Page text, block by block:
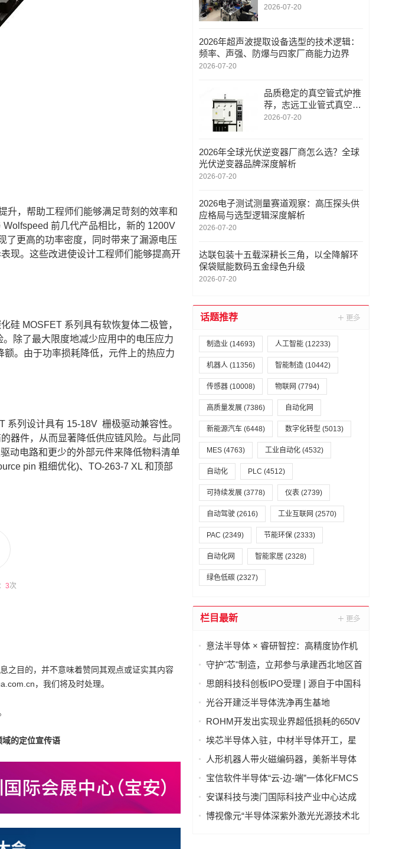
，帮助工程师们能够满足苛刻的效率和
前几代产品相比，新的 1200V
了更高的功率密度，同时带来了漏源电压
现。这些改进使设计工程师们能够提高开
MOSFET 系列具有软恢复体二极管，
除了最大限度地减少应用中的电压应力
。由于功率损耗降低，元件上的热应力
列设计具有 15-18V 栅极驱动兼容性。
器件，从而显著降低供应链风险。与此同
动电路和更少的外部元件来降低物料清单
pin 粗细优化)、TO-263-7 XL 和顶部
3次
之目的，并不意味着赞同其观点或证实其内容
，我们将及时处理。
的定位宣传语
维修培训/深度解析蓉城
2026-07-20
2026年超声波提取设备选型的技术逻辑：
频率、声强、防爆与四家厂商能力边界
2026-07-20
品质稳定的真空管式炉推
荐，志远工业管式真空钎
焊炉原理与售后体系
2026-07-20
2026年全球光伏逆变器厂商怎么选？全球
光伏逆变器品牌深度解析
2026-07-20
2026电子测试测量赛道观察：高压探头供
应格局与选型逻辑深度解析
2026-07-20
达联包装十五载深耕长三角，以全降解环
保袋赋能数码五金绿色升级
2026-07-20
话题推荐
制造业 (14693) 人工智能 (12233)
机器人 (11356) 智能制造 (10442)
传感器 (10008) 物联网 (7794)
高质量发展 (7386) 自动化网
新能源汽车 (6448) 数字化转型 (5013)
MES (4763) 工业自动化 (4532)
自动化 PLC (4512)
可持续发展 (3778) 仪表 (2739)
自动驾驶 (2616) 工业互联网 (2570)
PAC (2349) 节能环保 (2333)
自动化网 智能家居 (2328)
绿色低碳 (2327)
栏目最新
意法半导体 × 睿研智控：高精度协作机
器人灵巧手
守护"芯"制造，立邦参与承建西北地区首
条8英寸半导体芯片产线项目建设
思朗科技科创板IPO受理 | 源自于中国科
学院自动化研究所
光谷开建泛半导体洗净再生基地
ROHM开发出实现业界超低损耗的650V
耐压IGBT
埃芯半导体入驻，中材半导体开工，星
辰技术设备搬入，光谷半导体产业链有
人形机器人带火磁编码器，美新半导体
布局位置感知新风口
宝信软件半导体“云-边-端”一体化FMCS
方案入选《智能制造系统解决方案参考
安谋科技与澳门国际科技产业中心达成
战略合作，合力开启AI+半导体发展“芯”
博视像元“半导体深紫外激光光源技术北